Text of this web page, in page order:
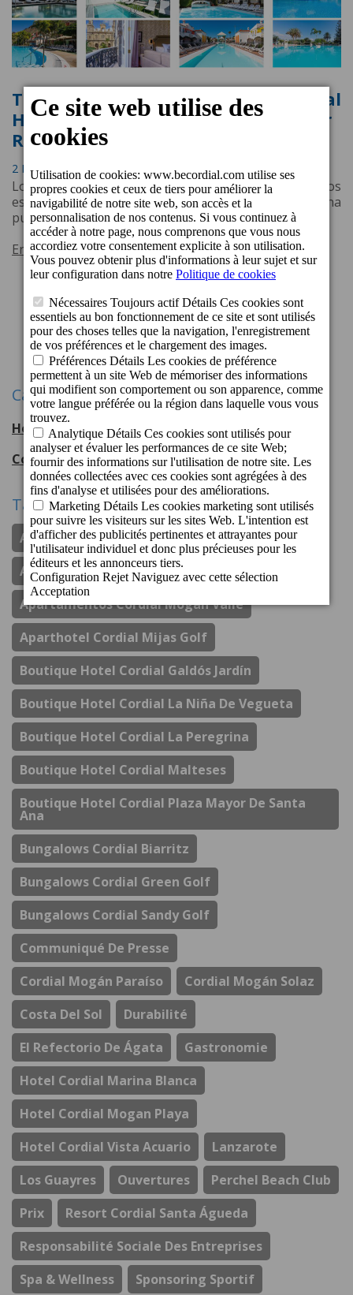
Todos los establecimientos de Cordial
Hotels & Resorts reciben el Traveller
Review Award 2024 de Booking.com
2 Février 2024 12:05
Los huéspedes han premiado la calidad de todos los
establecimientos de la cadena hotelera con una
puntuación superior a 8.
En savoir plus
1 2 3 Suivant
Catégories
Hotel Cordial Mogán Playa 56 entradas
Cordial Hotels & Resorts 108 entradas
Tags
Apartamentos Cordial Judoca Beach
Apartamentos Cordial Magec Taurito
Apartamentos Cordial Mogan Valle
Aparthotel Cordial Mijas Golf
Boutique Hotel Cordial Galdós Jardín
Boutique Hotel Cordial La Niña De Vegueta
Boutique Hotel Cordial La Peregrina
Boutique Hotel Cordial Malteses
Boutique Hotel Cordial Plaza Mayor De Santa
Ana
Bungalows Cordial Biarritz
Bungalows Cordial Green Golf
Bungalows Cordial Sandy Golf
Communiqué De Presse
Cordial Mogán Paraíso
Cordial Mogán Solaz
Costa Del Sol
Durabilité
El Refectorio De Ágata
Gastronomie
Hotel Cordial Marina Blanca
Hotel Cordial Mogan Playa
Hotel Cordial Vista Acuario
Lanzarote
Los Guayres
Ouvertures
Perchel Beach Club
Prix
Resort Cordial Santa Águeda
Responsabilité Sociale Des Entreprises
Spa & Wellness
Sponsoring Sportif